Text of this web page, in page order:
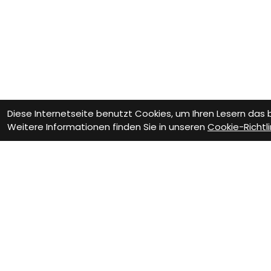
Diese Internetseite benutzt Cookies, um Ihren Lesern
Weitere Informationen finden Sie in unseren Cookie-